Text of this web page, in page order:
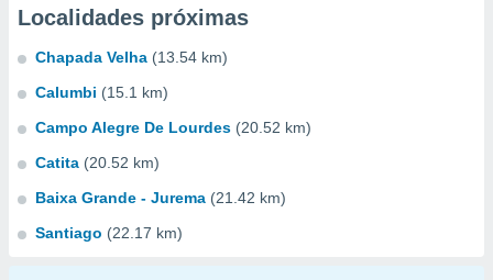
Localidades próximas
Chapada Velha (13.54 km)
Calumbi (15.1 km)
Campo Alegre De Lourdes (20.52 km)
Catita (20.52 km)
Baixa Grande - Jurema (21.42 km)
Santiago (22.17 km)